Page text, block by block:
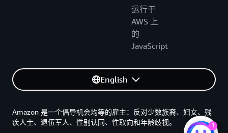
运行于
AWS 上
的
JavaScript
English
Amazon 是一个倡导机会均等的雇主：反对少数族裔、妇女、残
疾人士、退伍军人、性别认同、性取向和年龄歧视。
1